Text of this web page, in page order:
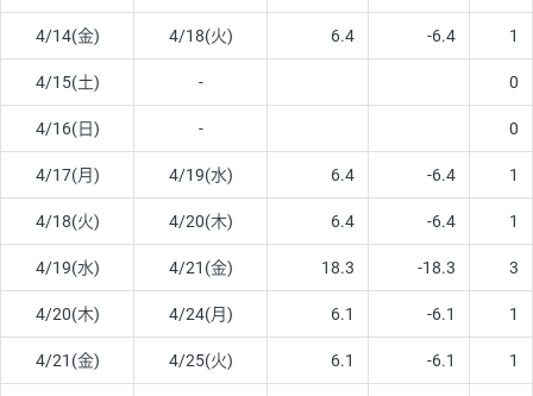
4/14(金) 4/18(火) 6.4 -6.4 1
4/15(土) - 0
4/16(日) - 0
4/17(月) 4/19(水) 6.4 -6.4 1
4/18(火) 4/20(木) 6.4 -6.4 1
4/19(水) 4/21(金) 18.3 -18.3 3
4/20(木) 4/24(月) 6.1 -6.1 1
4/21(金) 4/25(火) 6.1 -6.1 1